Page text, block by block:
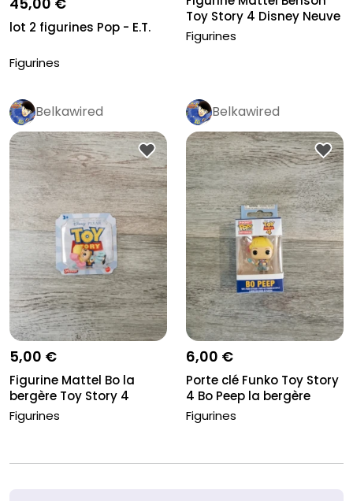
lot 2 figurines Pop - E.T.
Figurines
Toy Story 4 Disney Neuve
No...
Figurines
Belkawired
5,00 €
Figurine Mattel Bo la
bergère Toy Story 4
Disney N...
Figurines
Belkawired
6,00 €
Porte clé Funko Toy Story
4 Bo Peep la bergère
Neu...
Figurines